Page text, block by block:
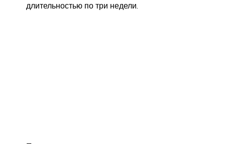
длительностью по три недели.